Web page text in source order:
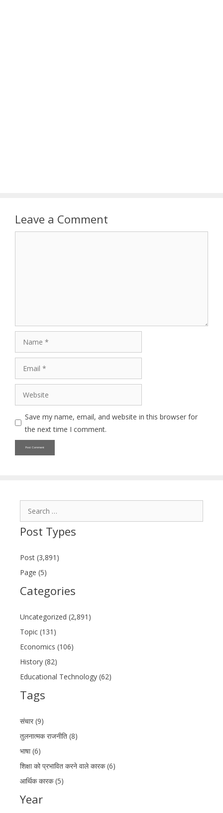
Leave a Comment
Website
Save my name, email, and website in this browser for
the next time I comment.
Post Types
Post (3,891)
Page (5)
Categories
Uncategorized (2,891)
Topic (131)
Economics (106)
History (82)
Educational Technology (62)
Tags
संचार (9)
तुलनात्मक राजनीति (8)
भाषा (6)
शिक्षा को प्रभावित करने वाले कारक (6)
आर्थिक कारक (5)
Year